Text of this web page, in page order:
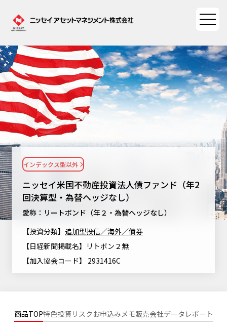
ファンド情報
ファンド情報TOP
基準価額一覧
ファンド検索
ファンド比較
決算カレンダー
海外休日カレンダー
投資信託新商品のご案内
投資信託償還商品のご案内
マーケット情報
マーケット情報TOP
マーケット指数
マーケットレポート
大関 洋の「十字路」
ファンドレポート
資産形成ポータル
資産形成ポータルTOP
資産形成サービス
Goal Navi
お問い合わせ
サステナビリティ
サステナビリティTOP
SDGsとは？
トップメッセージ
サステナビリティ経営基本方針
ニッセイアセットについて
ニッセイアセットについてTOP
方針・その他開示情報
最新情報
検索したいキーワードを入力してください。
ニッセイ米国不動産投資法人債ファンド（年2
回決算型・為替ヘッジなし）
愛称：リートボンド（年２・為替ヘッジなし）
インデックス型以外
【投資分類】 追加型投信／海外／債券
【日経新聞掲載名】リトボン２無
【加入協会コード】 2931416C
商品TOP特色投資リスク お申込みメモ販売会社データ レポート